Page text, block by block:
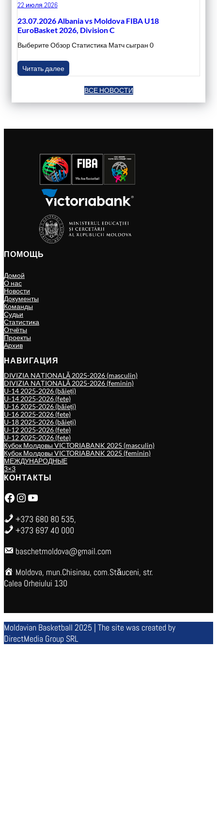
22 июля 2026
23.07.2026 Albania vs Moldova FIBA U18
EuroBasket 2026, Division C
Выберите Обзор Статистика Матч сыгран 0
Читать далее
ВСЕ НОВОСТИ
ПОМОЩЬ
Домой
О нас
Новости
Документы
Команды
Судьи
Статистика
Отчёты
Проекты
Архив
НАВИГАЦИЯ
DIVIZIA NAȚIONALĂ 2025-2026 (masculin)
DIVIZIA NAȚIONALĂ 2025-2026 (feminin)
U-14 2025-2026 (băieți)
U-14 2025-2026 (fete)
U-16 2025-2026 (băieți)
U-16 2025-2026 (fete)
U-18 2025-2026 (băieți)
U-12 2025-2026 (fete)
U-12 2025-2026 (fete)
Кубок Молдовы VICTORIABANK 2025 (masculin)
Кубок Молдовы VICTORIABANK 2025 (feminin)
МЕЖДУНАРОДНЫЕ
3×3
КОНТАКТЫ
Facebook Instagram YouTube
+373 680 80 535,
+373 697 40 000
baschetmoldova@gmail.com
Moldova, mun.Chisinau, com.Stăuceni, str.
Calea Orheiului 130
Moldavian Basketball 2025 | The site was created by
DirectMedia Group SRL